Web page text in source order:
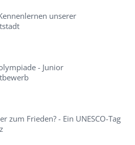
unserer
- Junior
zum Frieden? - Ein UNESCO-Tag